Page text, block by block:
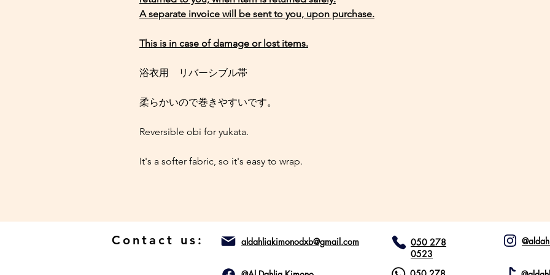
A separate invoice will be sent to you, upon purchase.
This is in case of damage or lost items.
浴衣用 リバーシブル帯
柔らかいので巻きやすいです。
Reversible obi for yukata.
It's a softer fabric, so it's easy to wrap.
Contact us: aldahliakimonodxb@gmail.com
050 278
0523